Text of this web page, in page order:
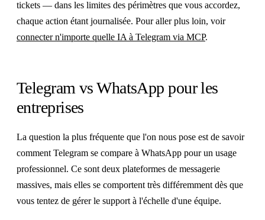
tickets — dans les limites des périmètres que vous accordez,
chaque action étant journalisée. Pour aller plus loin, voir
connecter n'importe quelle IA à Telegram via MCP.
Telegram vs WhatsApp pour les
entreprises
La question la plus fréquente que l'on nous pose est de savoir
comment Telegram se compare à WhatsApp pour un usage
professionnel. Ce sont deux plateformes de messagerie
massives, mais elles se comportent très différemment dès que
vous tentez de gérer le support à l'échelle d'une équipe.